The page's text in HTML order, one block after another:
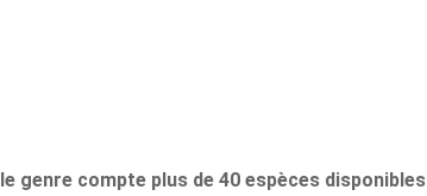
le genre compte plus de 40 espèces disponibles